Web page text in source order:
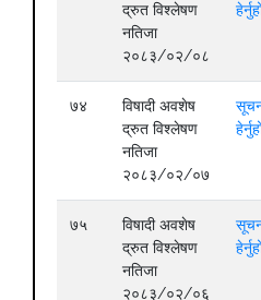
द्रुत विश्लेषण
नतिजा
२०८३/०२/०८
७४
विषादी अवशेष
द्रुत विश्लेषण
नतिजा
२०८३/०२/०७
७५
विषादी अवशेष
द्रुत विश्लेषण
नतिजा
२०८३/०२/०६